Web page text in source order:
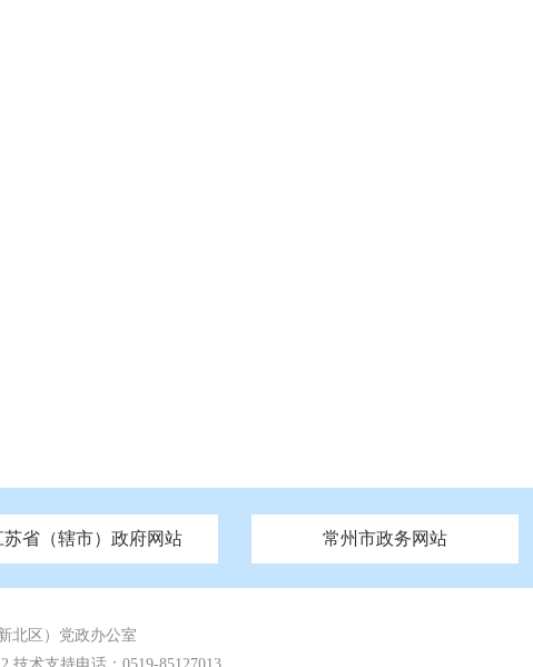
西 辽宁 吉林 黑龙江 上海 山东 江苏 浙江 安徽
苏省（辖市）政府网站
无锡市政府 常州市政府 徐州市政府 镇江市政府 扬州市政府
常州市政务网站
市民族宗教事务局 市公安局 市民政局 市司法局 市财政局
市生态环境局 市城管局
区人大 区政协 纪委监委 检察院 组织部
北区）党政办公室